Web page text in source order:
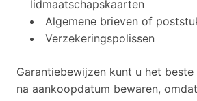
lidmaatschapskaarten
Algemene brieven of
Verzekeringspolissen
Garantiebewijzen kunt u het
na aankoopdatum bewaren,